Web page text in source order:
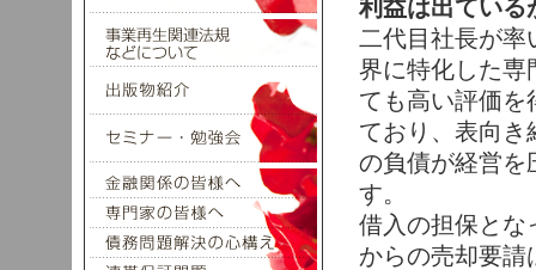
利益は出ている
二代目社長が率
界に特化した専
ても高い評価を
ており、表向き
の負債が経営を
す。
借入の担保とな
からの売却要請